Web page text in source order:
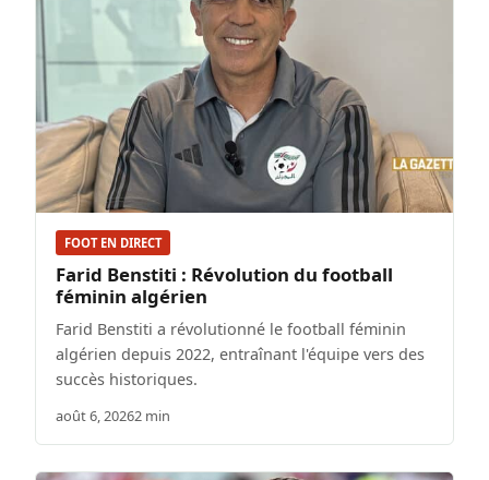
FOOT EN DIRECT
Farid Benstiti : Révolution du football
féminin algérien
Farid Benstiti a révolutionné le football féminin
algérien depuis 2022, entraînant l'équipe vers des
succès historiques.
août 6, 20262 min